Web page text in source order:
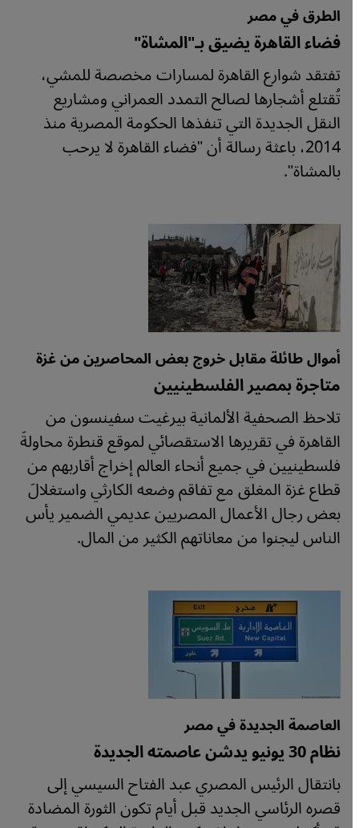
الطرق في مصر
فضاء القاهرة يضيق بـ"المشاة"
تفتقد شوارع القاهرة لمسارات مخصصة للمشي،
تُقتلع أشجارها لصالح التمدد العمراني ومشاريع
النقل الجديدة التي تنفذها الحكومة المصرية منذ
2014، باعثة رسالة أن "فضاء القاهرة لا يرحب
بالمشاة".
أموال طائلة مقابل خروج بعض المحاصرين من غزة
متاجرة بمصير الفلسطينيين
تلاحظ الصحفية الألمانية بيرغيت سفينسون من
القاهرة في تقريرها الاستقصائي لموقع قنطرة محاولةَ
فلسطينيين في جميع أنحاء العالم إخراج أقاربهم من
قطاع غزة المغلق مع تفاقم وضعه الكارثي واستغلالَ
بعض رجال الأعمال المصريين عديمي الضمير يأس
الناس ليجنوا من معاناتهم الكثير من المال.
العاصمة الجديدة في مصر
نظام 30 يونيو يدشن عاصمته الجديدة
بانتقال الرئيس المصري عبد الفتاح السيسي إلى
قصره الرئاسي الجديد قبل أيام تكون الثورة المضادة